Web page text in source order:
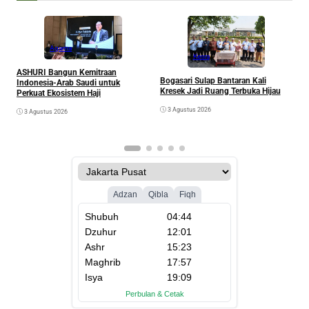
Agama
ASHURI Bangun Kemitraan
Indonesia-Arab Saudi untuk
Perkuat Ekosistem Haji
3 Agustus 2026
Kesra
Bogasari Sulap Bantaran Kali
Kresek Jadi Ruang Terbuka Hijau
3 Agustus 2026